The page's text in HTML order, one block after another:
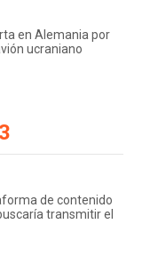
en Alemania por
ucraniano
de contenido
transmitir el